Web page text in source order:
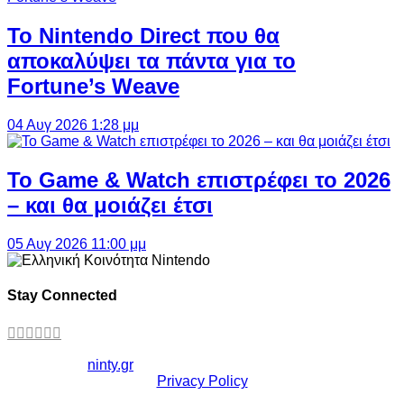
Το Nintendo Direct που θα
αποκαλύψει τα πάντα για το
Fortune’s Weave
04 Αυγ 2026 1:28 μμ
Το Game & Watch επιστρέφει το 2026
– και θα μοιάζει έτσι
05 Αυγ 2026 11:00 μμ
Stay Connected
ninty.gr
Privacy Policy